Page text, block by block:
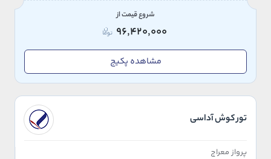
شروع قیمت از
96,420,000
مشاهده پکیج
تور کوش آداسی
پرواز معراج